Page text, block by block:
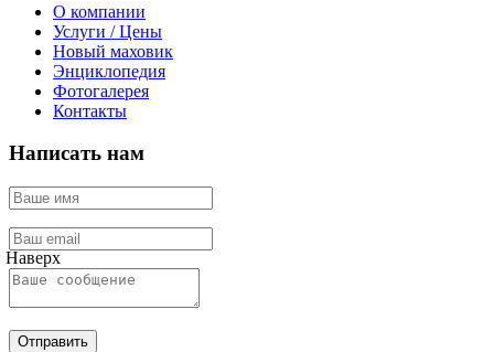
О компании
Услуги / Цены
Новый маховик
Энциклопедия
Фотогалерея
Контакты
Написать нам
Отправить
Наверх